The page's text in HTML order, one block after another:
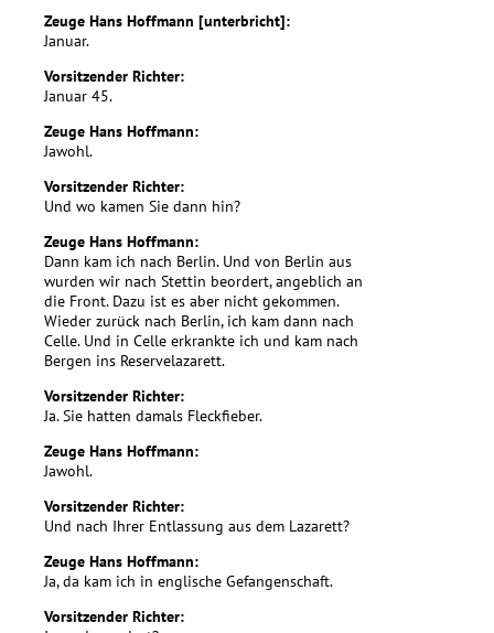
Zeuge Hans Hoffmann [unterbricht]:
Januar.
Vorsitzender Richter:
Januar 45.
Zeuge Hans Hoffmann:
Jawohl.
Vorsitzender Richter:
Und wo kamen Sie dann hin?
Zeuge Hans Hoffmann:
Dann kam ich nach Berlin. Und von Berlin aus
wurden wir nach Stettin beordert, angeblich an
die Front. Dazu ist es aber nicht gekommen.
Wieder zurück nach Berlin, ich kam dann nach
Celle. Und in Celle erkrankte ich und kam nach
Bergen ins Reservelazarett.
Vorsitzender Richter:
Ja. Sie hatten damals Fleckfieber.
Zeuge Hans Hoffmann:
Jawohl.
Vorsitzender Richter:
Und nach Ihrer Entlassung aus dem Lazarett?
Zeuge Hans Hoffmann:
Ja, da kam ich in englische Gefangenschaft.
Vorsitzender Richter: